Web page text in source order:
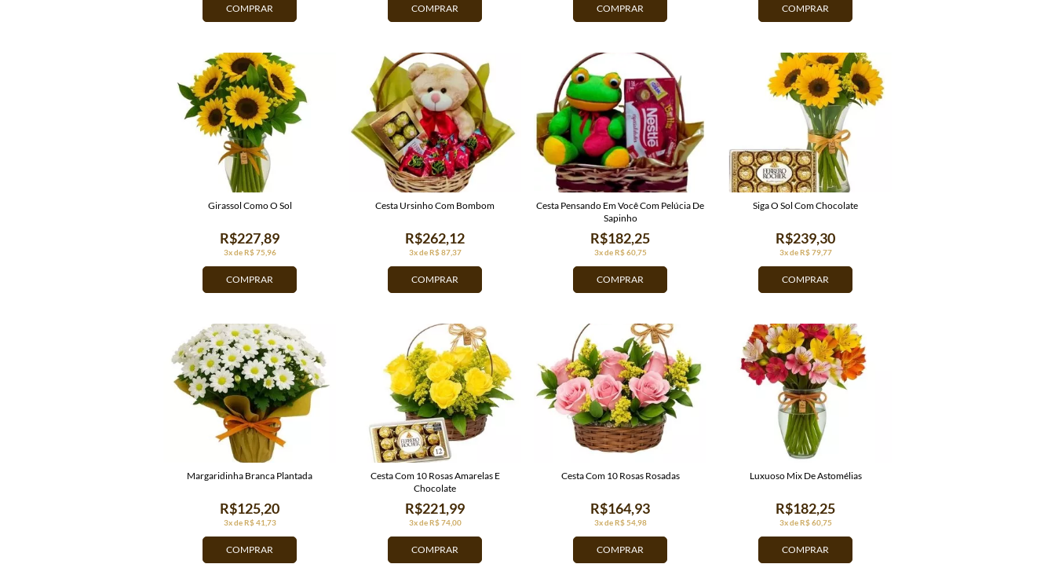
COMPRAR COMPRAR COMPRAR COMPRAR
COMPRAR
3x de R$ 75,96
R$227,89
Girassol Como O Sol
COMPRAR
3x de R$ 87,37
R$262,12
Cesta Ursinho Com Bombom
COMPRAR
3x de R$ 60,75
R$182,25
Cesta Pensando Em Você Com Pelúcia De
Sapinho
COMPRAR
3x de R$ 79,77
R$239,30
Siga O Sol Com Chocolate
COMPRAR
3x de R$ 41,73
R$125,20
Margaridinha Branca Plantada
COMPRAR
3x de R$ 74,00
R$221,99
Cesta Com 10 Rosas Amarelas E
Chocolate
COMPRAR
3x de R$ 54,98
R$164,93
Cesta Com 10 Rosas Rosadas
COMPRAR
3x de R$ 60,75
R$182,25
Luxuoso Mix De Astomélias